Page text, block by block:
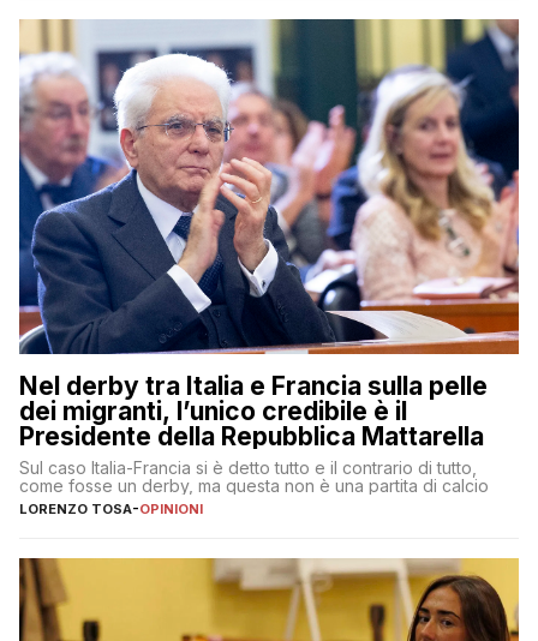
Nel derby tra Italia e Francia sulla pelle
dei migranti, l’unico credibile è il
Presidente della Repubblica Mattarella
Sul caso Italia-Francia si è detto tutto e il contrario di tutto,
come fosse un derby, ma questa non è una partita di calcio
LORENZO TOSA-OPINIONI